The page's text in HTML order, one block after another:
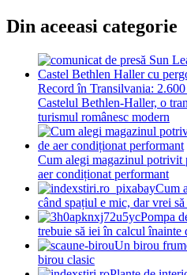
Din aceeasi categorie
Record în Transilvania:
Castelul Bethlen-Haller, o
turismul românesc modern
Cum alegi magazinul potrivit
aer condiționat performant
Cum
când spațiul e mic, dar vrei
Pompa
trebuie să iei în calcul înainte
Un birou
birou clasic